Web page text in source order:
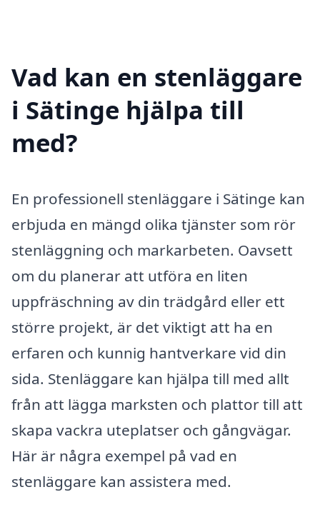
Vad kan en stenläggare
i Sätinge hjälpa till
med?
En professionell stenläggare i Sätinge kan
erbjuda en mängd olika tjänster som rör
stenläggning och markarbeten. Oavsett
om du planerar att utföra en liten
uppfräschning av din trädgård eller ett
större projekt, är det viktigt att ha en
erfaren och kunnig hantverkare vid din
sida. Stenläggare kan hjälpa till med allt
från att lägga marksten och plattor till att
skapa vackra uteplatser och gångvägar.
Här är några exempel på vad en
stenläggare kan assistera med.